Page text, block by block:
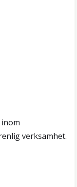
verksamhet.